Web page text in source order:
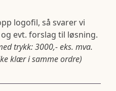
logofil, så svarer vi
evt. forslag til løsning.
trykk: 3000,- eks. mva.
klær i samme ordre)